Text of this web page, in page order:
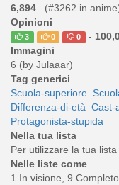
6,894
(#3262 in
Opinioni
3 0 0 -
Immagini
6 (by Julaaar)
Tag generici
Scuola-superiore
Differenza-di-età Cast-
Protagonista-stupida
Nella tua lista
Per utilizzare la tua
Nelle liste come
1 In visione, 9